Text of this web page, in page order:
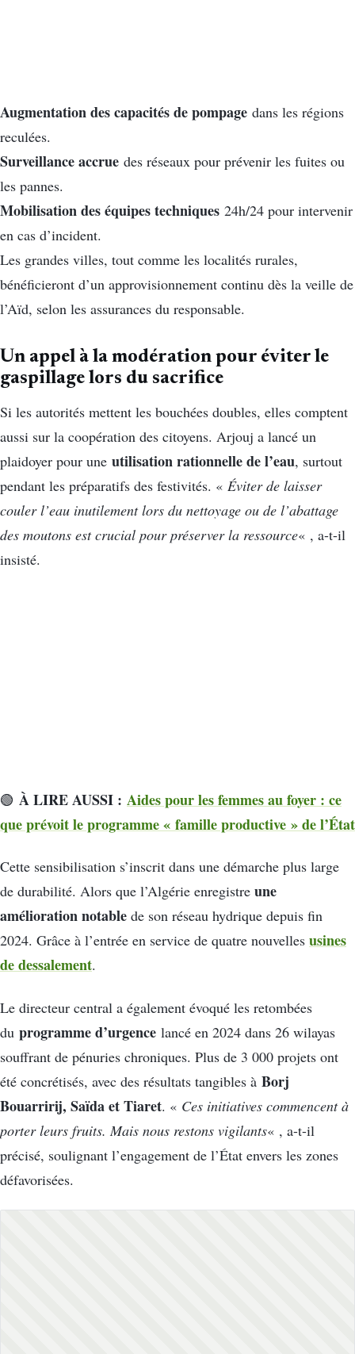
Augmentation des capacités de pompage dans les régions
reculées.
Surveillance accrue des réseaux pour prévenir les fuites ou
les pannes.
Mobilisation des équipes techniques 24h/24 pour intervenir
en cas d’incident.
Les grandes villes, tout comme les localités rurales,
bénéficieront d’un approvisionnement continu dès la veille de
l’Aïd, selon les assurances du responsable.
Un appel à la modération pour éviter le
gaspillage lors du sacrifice
Si les autorités mettent les bouchées doubles, elles comptent
aussi sur la coopération des citoyens. Arjouj a lancé un
plaidoyer pour une utilisation rationnelle de l’eau, surtout
pendant les préparatifs des festivités. « Éviter de laisser
couler l’eau inutilement lors du nettoyage ou de l’abattage
des moutons est crucial pour préserver la ressource« , a-t-il
insisté.
🟢 À LIRE AUSSI : Aides pour les femmes au foyer : ce
que prévoit le programme « famille productive » de l’État
Cette sensibilisation s’inscrit dans une démarche plus large
de durabilité. Alors que l’Algérie enregistre une
amélioration notable de son réseau hydrique depuis fin
2024. Grâce à l’entrée en service de quatre nouvelles usines
de dessalement.
Le directeur central a également évoqué les retombées
du programme d’urgence lancé en 2024 dans 26 wilayas
souffrant de pénuries chroniques. Plus de 3 000 projets ont
été concrétisés, avec des résultats tangibles à Borj
Bouarririj, Saïda et Tiaret. « Ces initiatives commencent à
porter leurs fruits. Mais nous restons vigilants« , a-t-il
précisé, soulignant l’engagement de l’État envers les zones
défavorisées.